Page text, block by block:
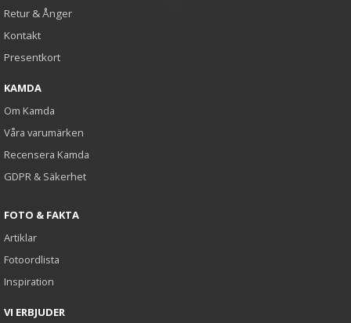
Retur & Ånger
Kontakt
Presentkort
KAMDA
Om Kamda
Våra varumärken
Recensera Kamda
GDPR & Säkerhet
FOTO & FAKTA
Artiklar
Fotoordlista
Inspiration
VI ERBJUDER